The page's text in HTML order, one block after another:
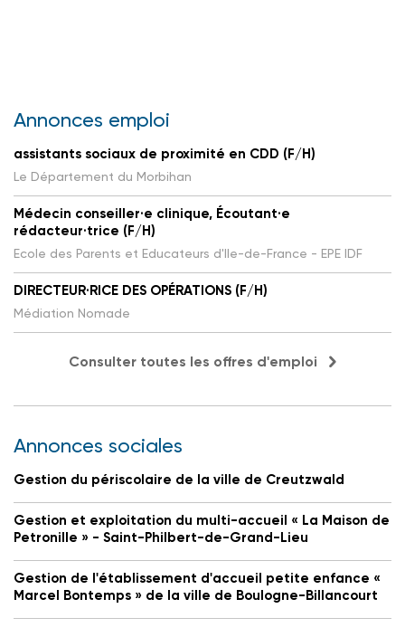
Annonces emploi
assistants sociaux de proximité en CDD (F/H)
Le Département du Morbihan
Médecin conseiller·e clinique, Écoutant·e
rédacteur·trice (F/H)
Ecole des Parents et Educateurs d'Ile-de-France - EPE IDF
DIRECTEUR·RICE DES OPÉRATIONS (F/H)
Médiation Nomade
Consulter toutes les offres d'emploi
Annonces sociales
Gestion du périscolaire de la ville de Creutzwald
Gestion et exploitation du multi-accueil « La Maison de
Petronille » - Saint-Philbert-de-Grand-Lieu
Gestion de l'établissement d'accueil petite enfance «
Marcel Bontemps » de la ville de Boulogne-Billancourt